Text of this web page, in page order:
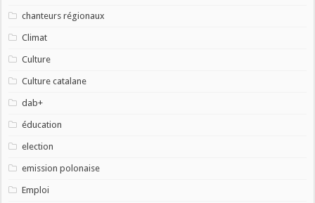
chanteurs régionaux
Climat
Culture
Culture catalane
dab+
éducation
election
emission polonaise
Emploi